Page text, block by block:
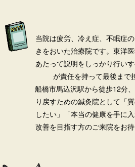
当院は疲労、冷え症、不眠症
きをおいた治療院です。 東洋
あたって説明をしっかり行い
が責任を持って最後まで
船橋市馬込沢駅から徒歩12分
り戻すための鍼灸院として「
したい」「本当の健康を手に
改善を目指す方のご来院をお待